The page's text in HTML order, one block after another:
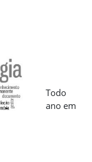
Todo
ano em